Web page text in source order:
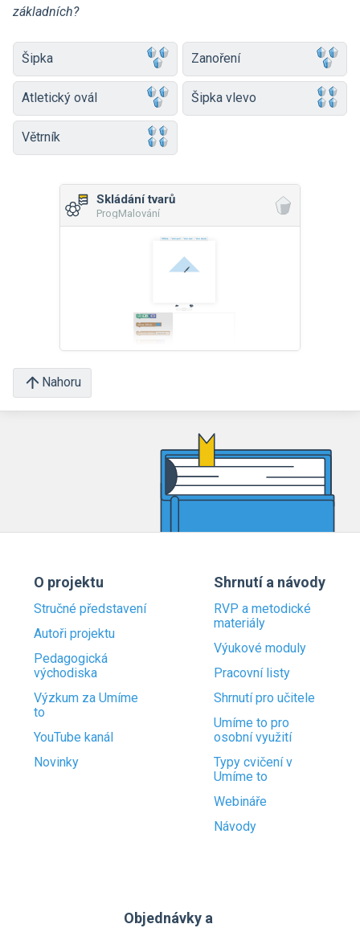
základních?
Šipka Zanoření
Atletický ovál Šipka vlevo
Větrník
Skládání tvarů
ProgMalování
Nahoru
O projektu
Stručné představení
Autoři projektu
Pedagogická
východiska
Výzkum za Umíme
to
YouTube kanál
Novinky
Shrnutí a návody
RVP a metodické
materiály
Výukové moduly
Pracovní listy
Shrnutí pro učitele
Umíme to pro
osobní využití
Typy cvičení v
Umíme to
Webináře
Návody
Objednávky a